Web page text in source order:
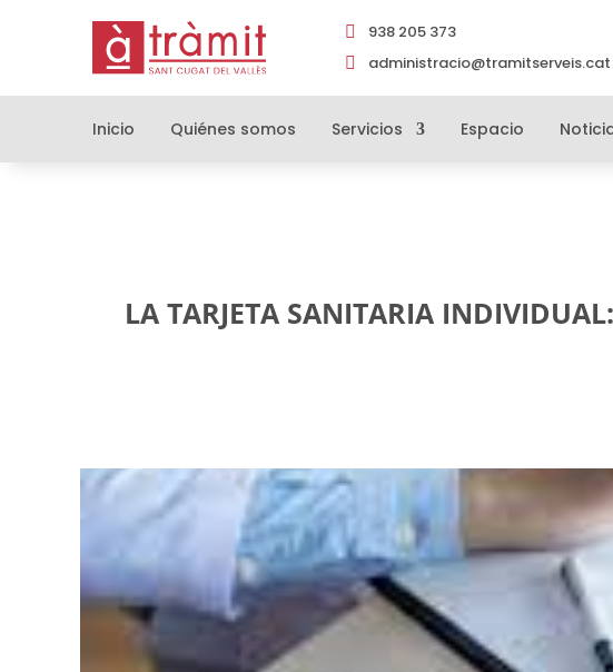
 938 205 373
 administracio@tramitserveis.cat
Inicio Quiénes somos Servicios Espacio
LA TARJETA SANITARIA